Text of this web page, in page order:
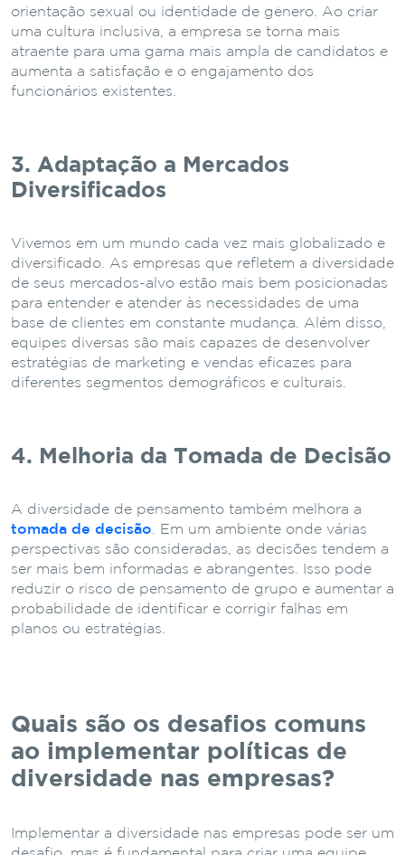
orientação sexual ou identidade de gênero. Ao criar
uma cultura inclusiva, a empresa se torna mais
atraente para uma gama mais ampla de candidatos e
aumenta a satisfação e o engajamento dos
funcionários existentes.
3. Adaptação a Mercados
Diversificados
Vivemos em um mundo cada vez mais globalizado e
diversificado. As empresas que refletem a diversidade
de seus mercados-alvo estão mais bem posicionadas
para entender e atender às necessidades de uma
base de clientes em constante mudança. Além disso,
equipes diversas são mais capazes de desenvolver
estratégias de marketing e vendas eficazes para
diferentes segmentos demográficos e culturais.
4. Melhoria da Tomada de Decisão
A diversidade de pensamento também melhora a
tomada de decisão . Em um ambiente onde várias
perspectivas são consideradas, as decisões tendem a
ser mais bem informadas e abrangentes. Isso pode
reduzir o risco de pensamento de grupo e aumentar a
probabilidade de identificar e corrigir falhas em
planos ou estratégias.
Quais são os desafios comuns
ao implementar políticas de
diversidade nas empresas?
Implementar a diversidade nas empresas pode ser um